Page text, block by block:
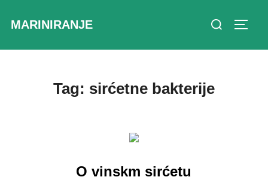
MARINIRANJE
Search
Tag: sirćetne bakterije
O vinskm sirćetu